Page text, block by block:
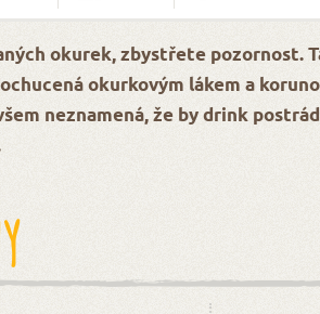
okurek, zbystřete pozornost.
okurkovým lákem a
neznamená, že by drink